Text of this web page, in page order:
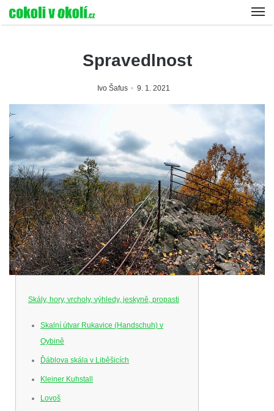
Spravedlnost
Ivo Šafus 9. 1. 2021
Skály, hory, vrcholy, výhledy, jeskyně, propasti
Skalní útvar Rukavice (Handschuh) v
Oybině
Ďáblova skála v Liběšicích
Kleiner Kuhstall
Lovoš